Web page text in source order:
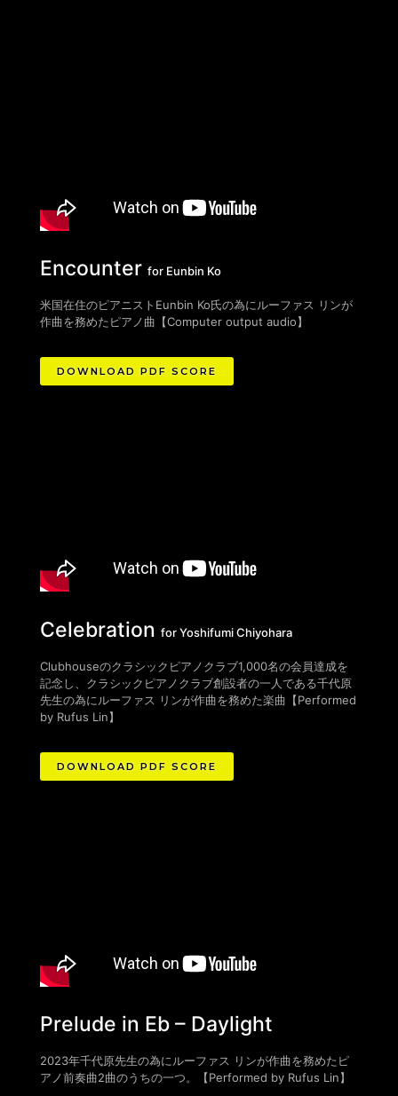
Encounter for Eunbin Ko
米国在住のピアニストEunbin Ko氏の為にルーファス リンが
作曲を務めたピアノ曲 【Computer output audio】
DOWNLOAD PDF SCORE
Celebration for Yoshifumi Chiyohara
Clubhouseのクラシックピアノクラブ1,000名の会員達成を
記念し、クラシックピアノクラブ創設者の一人である千代原
先生の為にルーファス リンが作曲を務めた楽曲 【Performed
by Rufus Lin】
DOWNLOAD PDF SCORE
Prelude in Eb – Daylight
2023年千代原先生の為にルーファス リンが作曲を務めたピ
アノ前奏曲2曲のうちの一つ。
【Performed by Rufus Lin】